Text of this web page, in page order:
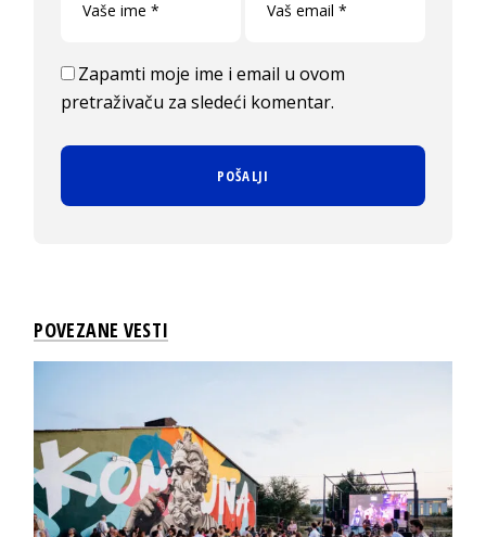
Zapamti moje ime i email u ovom
pretraživaču za sledeći komentar.
POVEZANE VESTI